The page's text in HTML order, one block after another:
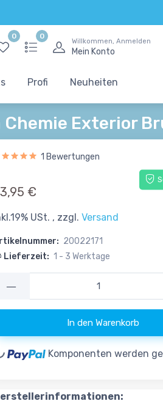
0 0
Willkommen, Anmelden
Mein Konto
Profi Neuheiten
Chemie Exterior
1 Bewertungen
€
USt. , zzgl. Versand
20022171
Lieferzeit: 1 - 3 Werktage
—
In den Warenkorb
Komponenten werden